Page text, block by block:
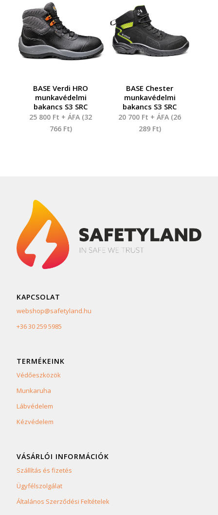
BASE Verdi HRO
munkavédelmi
bakancs S3 SRC
25 800 Ft + ÁFA (32
766 Ft)
BASE Chester
munkavédelmi
bakancs S3 SRC
20 700 Ft + ÁFA (26
289 Ft)
KAPCSOLAT
webshop@safetyland.hu
+36 30 259 5985
TERMÉKEINK
Védőeszközök
Munkaruha
Lábvédelem
Kézvédelem
VÁSÁRLÓI INFORMÁCIÓK
Szállítás és fizetés
Ügyfélszolgálat
Általános Szerződési Feltételek